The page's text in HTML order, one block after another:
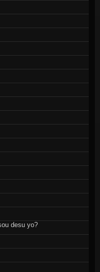
desu yo?